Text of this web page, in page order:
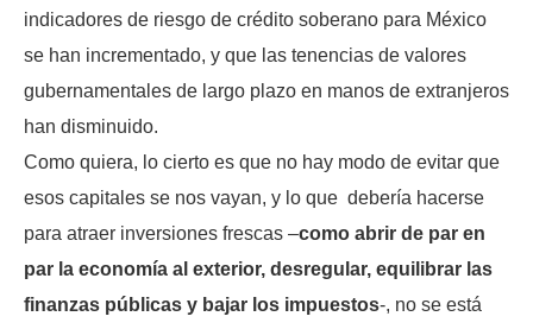
indicadores de riesgo de crédito soberano para México
se han incrementado, y que las tenencias de valores
gubernamentales de largo plazo en manos de extranjeros
han disminuido.
Como quiera, lo cierto es que no hay modo de evitar que
esos capitales se nos vayan, y lo que debería hacerse
para atraer inversiones frescas –como abrir de par en
par la economía al exterior, desregular, equilibrar las
finanzas públicas y bajar los impuestos-, no se está